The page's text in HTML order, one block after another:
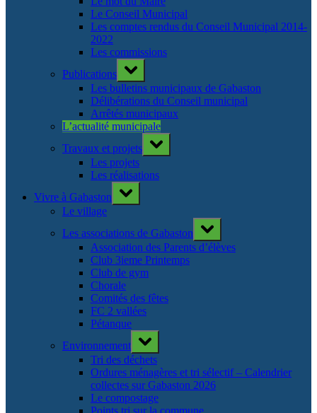
Le Conseil Municipal
Les comptes rendus du Conseil Municipal 2014-
2022
Les commissions
Publications
Toggle
sub-
menu
Les bulletins municipaux de Gabaston
Délibérations du Conseil municipal
Arrêtés municipaux
L’actualité municipale
Travaux et projets
Toggle
sub-
Les projets
Les réalisations
Vivre à Gabaston
Toggle
sub-
Le village
Les associations de Gabaston
Toggle
sub-
menu
Association des Parents d’élèves
Club 3ieme Printemps
Club de gym
Chorale
Comités des fêtes
FC 2 vallées
Pétanque
Environnement
Toggle
sub-
menu
Tri des déchets
Ordures ménagères et tri sélectif – Calendrier
collectes sur Gabaston 2026
Le compostage
Points tri sur la commune